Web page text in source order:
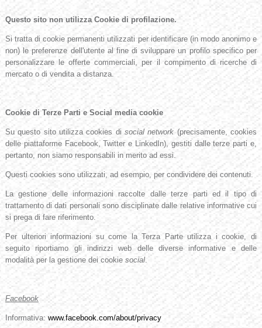
Questo sito non utilizza Cookie di profilazione.
Si tratta di cookie permanenti utilizzati per identificare (in modo anonimo e
non) le preferenze dell'utente al fine di sviluppare un profilo specifico per
personalizzare le offerte commerciali, per il compimento di ricerche di
mercato o di vendita a distanza.
Cookie di Terze Parti e Social media cookie
Su questo sito utilizza cookies disocial network (precisamente, cookies
delle piattaforme Facebook, Twitter e LinkedIn), gestiti dalle terze parti e,
pertanto, non siamo responsabili in merito ad essi.
Questi cookies sono utilizzati, ad esempio, per condividere dei contenuti.
La gestione delle informazioni raccolte dalle terze parti ed il tipo di
trattamento di dati personali sono disciplinate dalle relative informative cui
si prega di fare riferimento.
Per ulteriori informazioni su come la Terza Parte utilizza i cookie, di
seguito riportiamo gli indirizzi web delle diverse informative e delle
modalità per la gestione dei cookie social.
Facebook
Informativa: www.facebook.com/about/privacy